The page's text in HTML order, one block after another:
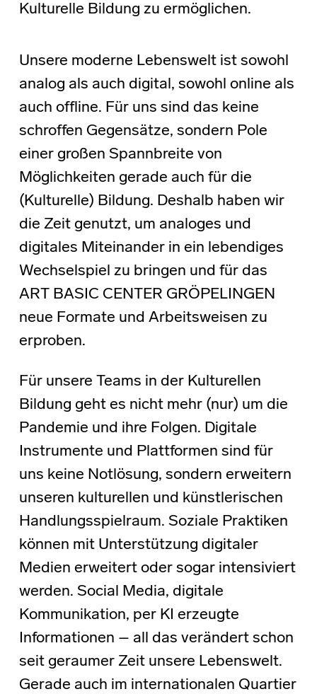
Kulturelle Bildung zu ermöglichen.
Unsere moderne Lebenswelt ist sowohl
analog als auch digital, sowohl online als
auch offline. Für uns sind das keine
schroffen Gegensätze, sondern Pole
einer großen Spannbreite von
Möglichkeiten gerade auch für die
(Kulturelle) Bildung. Deshalb haben wir
die Zeit genutzt, um analoges und
digitales Miteinander in ein lebendiges
Wechselspiel zu bringen und für das
ART BASIC CENTER GRÖPELINGEN
neue Formate und Arbeitsweisen zu
erproben.
Für unsere Teams in der Kulturellen
Bildung geht es nicht mehr (nur) um die
Pandemie und ihre Folgen. Digitale
Instrumente und Plattformen sind für
uns keine Notlösung, sondern erweitern
unseren kulturellen und künstlerischen
Handlungsspielraum. Soziale Praktiken
können mit Unterstützung digitaler
Medien erweitert oder sogar intensiviert
werden. Social Media, digitale
Kommunikation, per KI erzeugte
Informationen – all das verändert schon
seit geraumer Zeit unsere Lebenswelt.
Gerade auch im internationalen Quartier